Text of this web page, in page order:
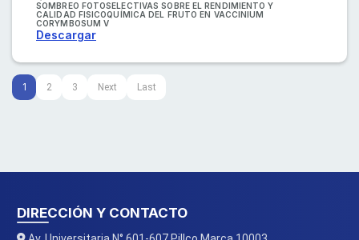
SOMBREO FOTOSELECTIVAS SOBRE EL RENDIMIENTO Y
CALIDAD FISICOQUÍMICA DEL FRUTO EN VACCINIUM
CORYMBOSUM V
Descargar
1 2 3 Next Last
DIRECCIÓN Y CONTACTO